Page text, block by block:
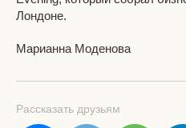
Лондоне.
Марианна Моденова
Рассказать друзьям